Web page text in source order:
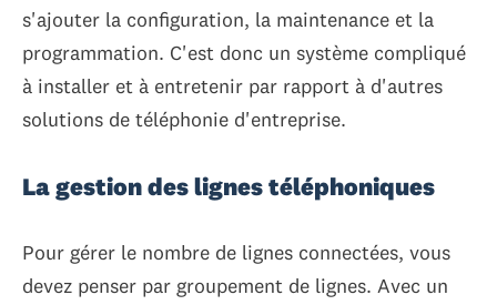
s'ajouter la configuration, la maintenance et la
programmation. C'est donc un système compliqué
à installer et à entretenir par rapport à d'autres
solutions de téléphonie d'entreprise.
La gestion des lignes téléphoniques
Pour gérer le nombre de lignes connectées, vous
devez penser par groupement de lignes. Avec un